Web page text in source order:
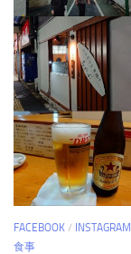
FACEBOOK / INSTAGRAM
食事